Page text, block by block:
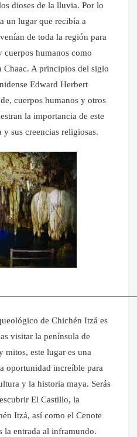
dioses de la lluvia. Por lo
un lugar que recibía a
de toda la región para
cuerpos humanos como
A principios del siglo
Edward Herbert
cuerpos humanos y otros
la importancia de este
sus creencias religiosas.
de Chichén Itzá es
visitar la península de
mitos, este lugar es una
oportunidad increíble para
y la historia maya. Serás
El Castillo, la
Itzá, así como el Cenote
la entrada al inframundo.